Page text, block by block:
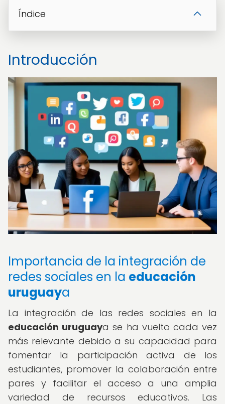
Índice
Introducción
Importancia de la integración de
redes sociales en la educación
uruguaya
La integración de las redes sociales en la
educación uruguaya se ha vuelto cada vez
más relevante debido a su capacidad para
fomentar la participación activa de los
estudiantes, promover la colaboración entre
pares y facilitar el acceso a una amplia
variedad de recursos educativos. Las